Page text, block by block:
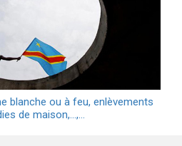
blanche ou à feu, enlèvements
de maison,...,…